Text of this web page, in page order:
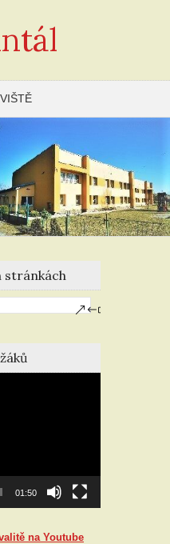
stránkách
01:50
na Youtube